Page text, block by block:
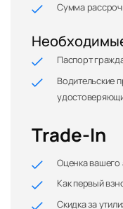
Сумма
Паспорт
Водительские
Trade-In
Оценка
Как первый
Скидка за